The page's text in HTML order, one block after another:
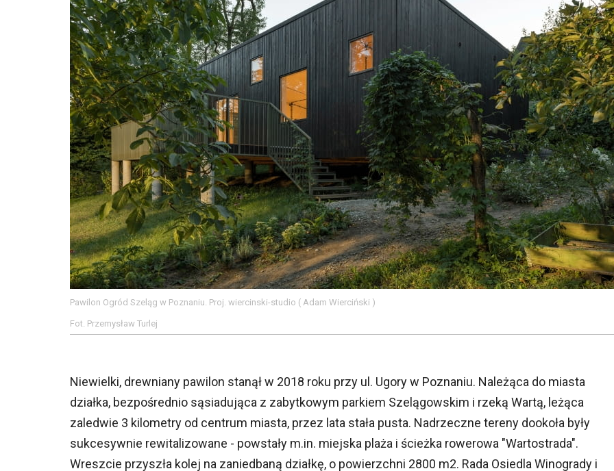
Pawilon Ogród Szeląg w Poznaniu. Proj. wiercinski-studio ( Adam Wierciński )
Fot. Przemysław Turlej
Niewielki, drewniany pawilon stanął w 2018 roku przy ul. Ugory w Poznaniu. Należąca do miasta
działka, bezpośrednio sąsiadująca z zabytkowym parkiem Szelągowskim i rzeką Wartą, leżąca
zaledwie 3 kilometry od centrum miasta, przez lata stała pusta. Nadrzeczne tereny dookoła były
sukcesywnie rewitalizowane - powstały m.in. miejska plaża i ścieżka rowerowa "Wartostrada".
Wreszcie przyszła kolej na zaniedbaną działkę, o powierzchni 2800 m2. Rada Osiedla Winogrady i